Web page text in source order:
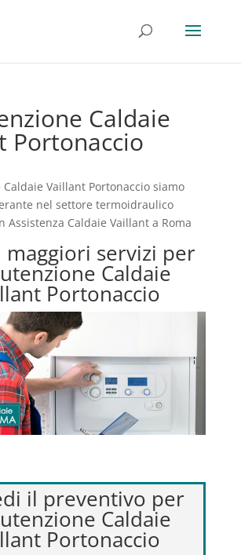
Caldaie
Portonaccio
Vaillant Portonaccio siamo
nel settore termoidraulico
Assistenza Caldaie Vaillant a Roma
maggiori servizi per
Caldaie
Portonaccio
il preventivo per
Caldaie
Portonaccio